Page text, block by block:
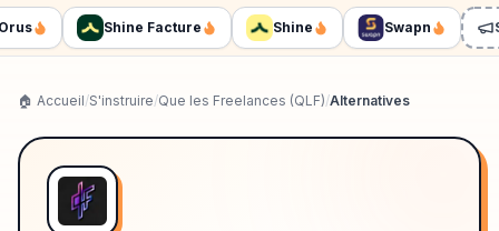
Shine Facture Shine Swapn
🏠 Accueil/S'instruire/Que les Freelances (QLF)/Alternatives